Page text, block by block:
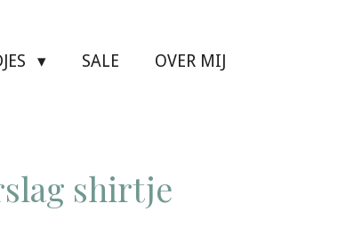
SALE OVER MIJ
shirtje